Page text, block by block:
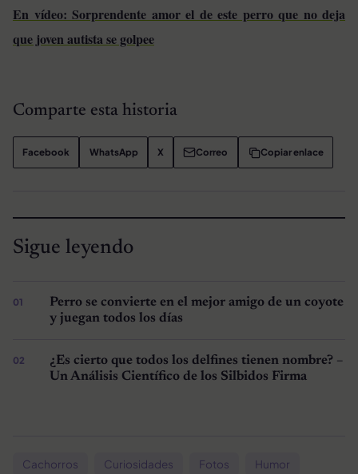
En vídeo: Sorprendente amor el de este perro que no deja
que joven autista se golpee
Comparte esta historia
Facebook WhatsApp X Correo Copiar enlace
Sigue leyendo
Perro se convierte en el mejor amigo de un coyote
y juegan todos los días
¿Es cierto que todos los delfines tienen nombre? –
Un Análisis Científico de los Silbidos Firma
Cachorros Curiosidades Fotos Humor